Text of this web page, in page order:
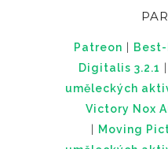
Patreon
Digitalis 3.2.1
uměleckých
Victory Nox
Moving